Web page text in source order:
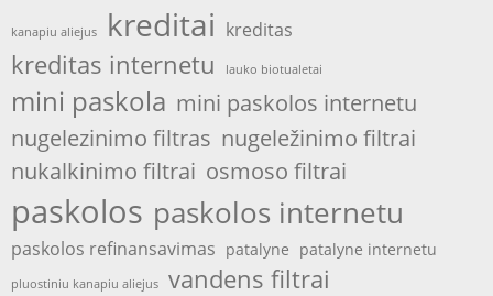
kanapiu aliejus kreditai kreditas
kreditas internetu lauko biotualetai
mini paskola mini paskolos internetu
nugelezinimo filtras nugeležinimo filtrai
nukalkinimo filtrai osmoso filtrai
paskolos paskolos internetu
paskolos refinansavimas patalyne patalyne internetu
pluostiniu kanapiu aliejus vandens filtrai